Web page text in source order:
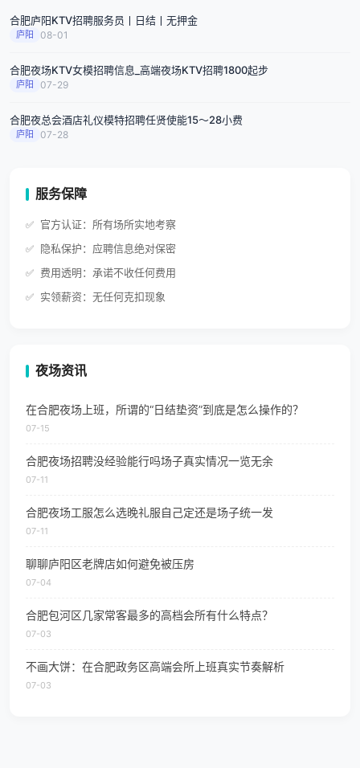
合肥庐阳KTV招聘服务员丨日结丨无押金
庐阳 08-01
合肥夜场KTV女模招聘信息_高端夜场KTV招聘1800起步
庐阳 07-29
合肥夜总会酒店礼仪模特招聘任贤使能15～28小费
庐阳 07-28
服务保障
官方认证：所有场所实地考察
隐私保护：应聘信息绝对保密
费用透明：承诺不收任何费用
实领薪资：无任何克扣现象
夜场资讯
在合肥夜场上班，所谓的“日结垫资”到底是怎么操作的？
07-15
合肥夜场招聘没经验能行吗场子真实情况一览无余
07-11
合肥夜场工服怎么选晚礼服自己定还是场子统一发
07-11
聊聊庐阳区老牌店如何避免被压房
07-04
合肥包河区几家常客最多的高档会所有什么特点？
07-03
不画大饼：在合肥政务区高端会所上班真实节奏解析
07-03